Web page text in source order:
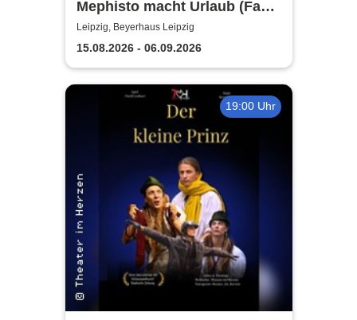
Mephisto macht Urlaub (Fast)
- Sommertheater im
Beyerhaus Leipzig
Leipzig, Beyerhaus Leipzig
15.08.2026 - 06.09.2026
19:00 Uhr